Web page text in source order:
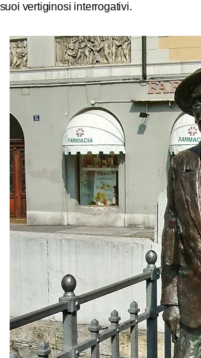
vertiginosi interrogativi.